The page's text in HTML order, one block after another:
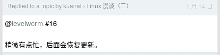
Replied to a topic by kuanat › Linux 漫谈（三） 1 月 14 日
@levelworm #16
稍微有点忙，后面会恢复更新。